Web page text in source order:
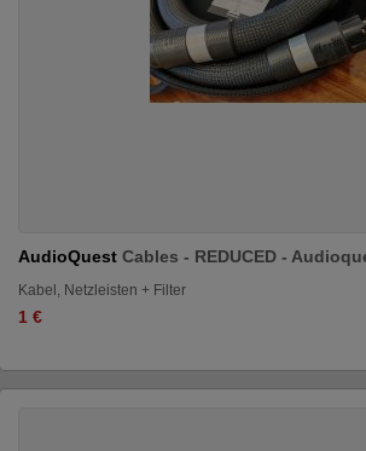
AudioQuest Cables - REDUCED -
Kabel, Netzleisten + Filter
1 €